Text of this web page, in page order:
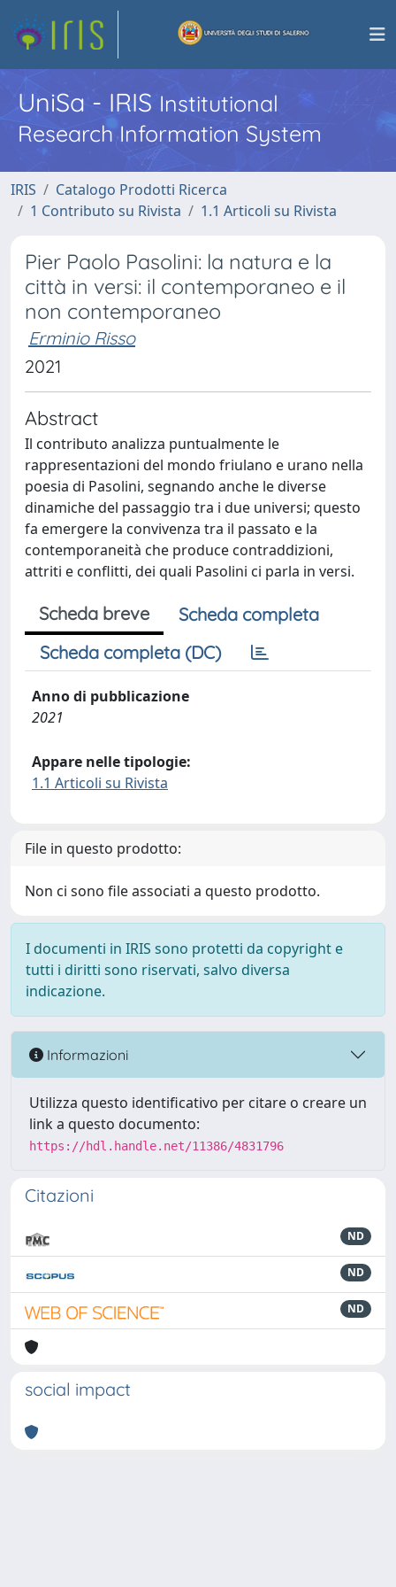
UniSa - IRISInstitutional
Research Information System
IRIS
Catalogo Prodotti Ricerca
1 Contributo su Rivista
1.1 Articoli su Rivista
Pier Paolo Pasolini: la natura e la
città in versi: il contemporaneo e il
non contemporaneo
Erminio Risso
2021
Abstract
Il contributo analizza puntualmente le
rappresentazioni del mondo friulano e urano nella
poesia di Pasolini, segnando anche le diverse
dinamiche del passaggio tra i due universi; questo
fa emergere la convivenza tra il passato e la
contemporaneità che produce contraddizioni,
attriti e conflitti, dei quali Pasolini ci parla in versi.
Scheda breve
Scheda completa
Scheda completa (DC)
Anno di pubblicazione
2021
Appare nelle tipologie:
1.1 Articoli su Rivista
File in questo prodotto:
Non ci sono file associati a questo prodotto.
I documenti in IRIS sono protetti da copyright e
tutti i diritti sono riservati, salvo diversa
indicazione.
Informazioni
Utilizza questo identificativo per citare o creare un
link a questo documento:
https://hdl.handle.net/11386/4831796
Citazioni
ND
ND
ND
social impact